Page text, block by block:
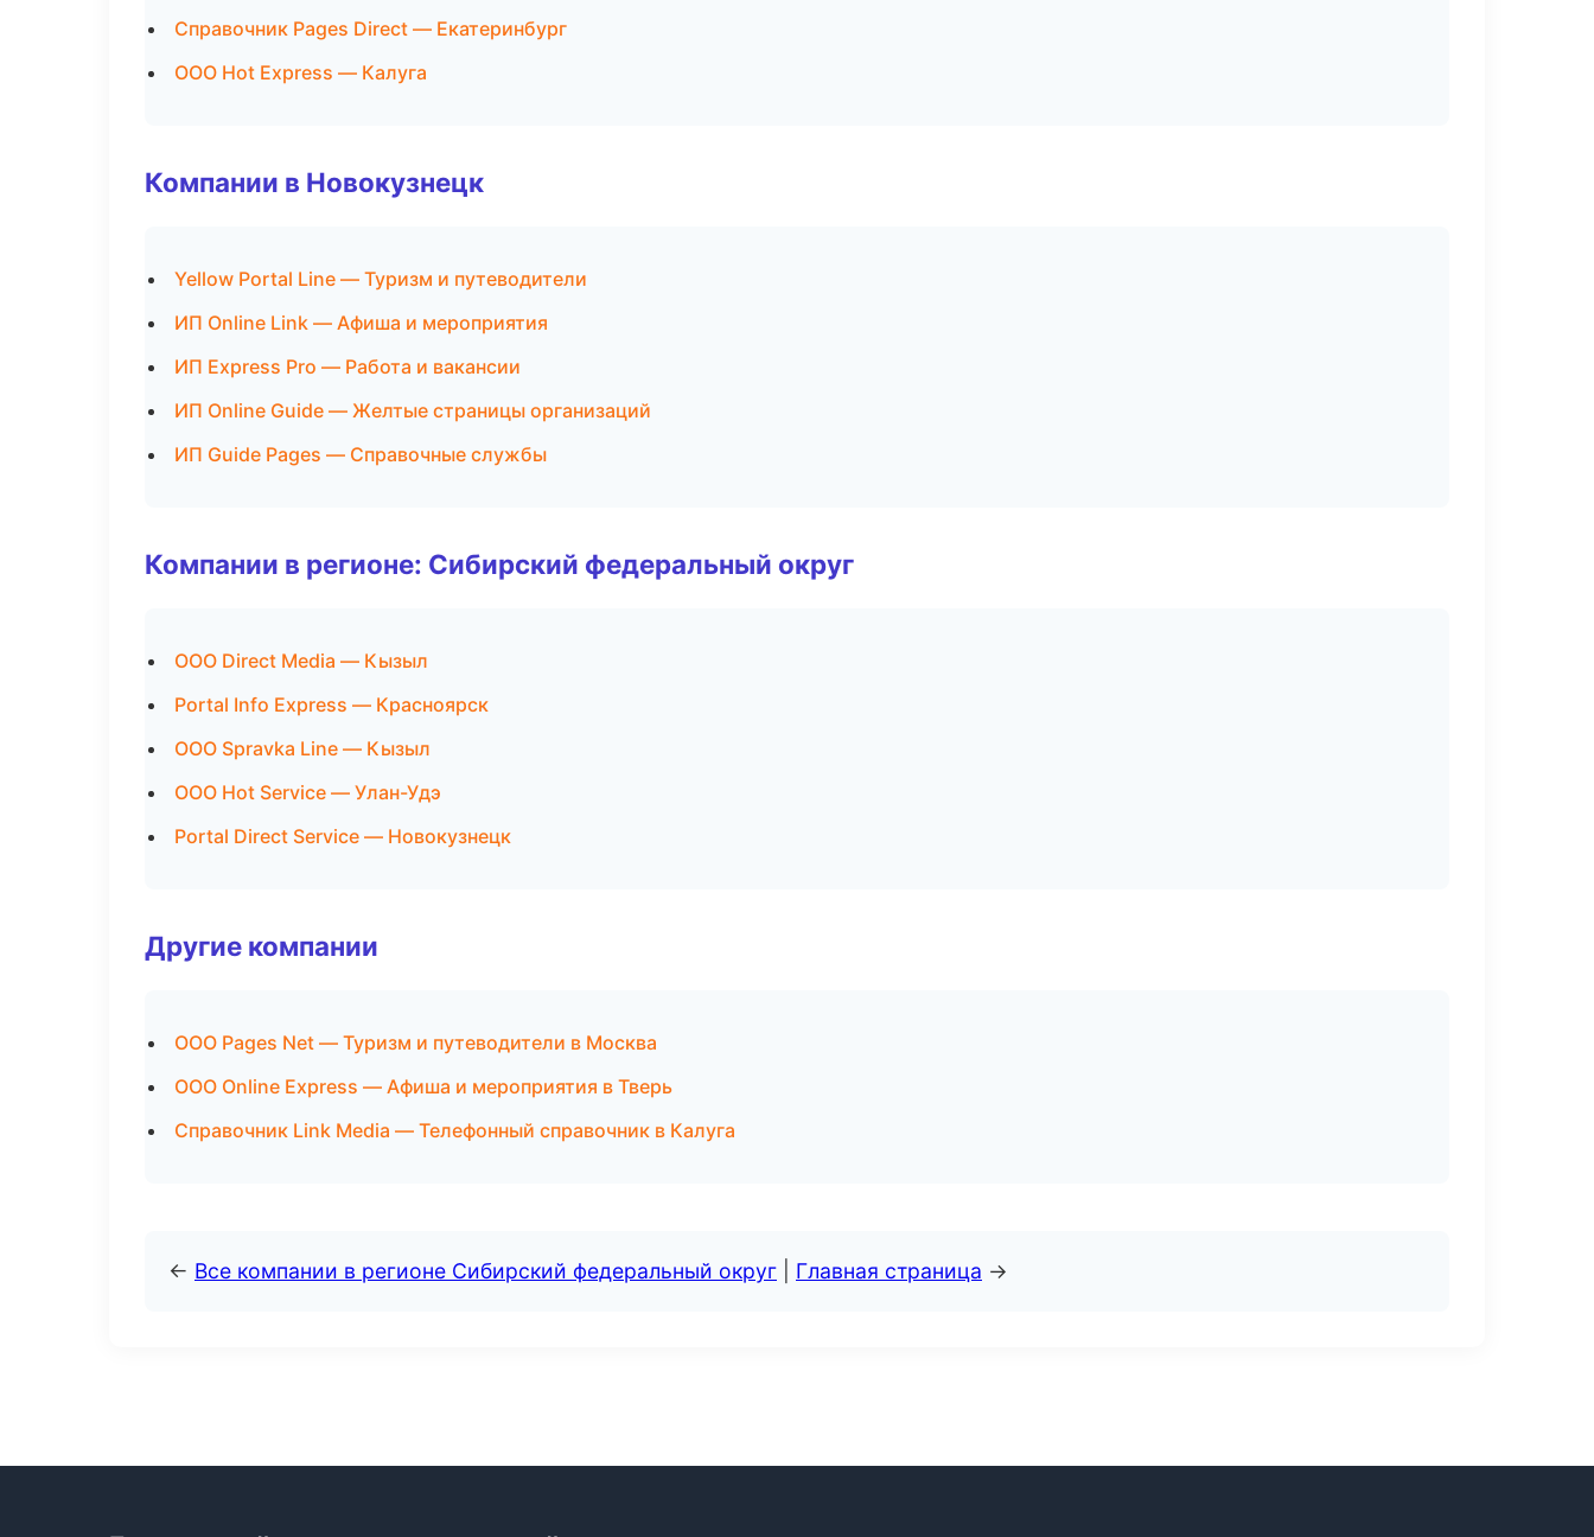
Справочник Pages Direct — Екатеринбург
ООО Hot Express — Калуга
Компании в Новокузнецк
Yellow Portal Line — Туризм и путеводители
ИП Online Link — Афиша и мероприятия
ИП Express Pro — Работа и вакансии
ИП Online Guide — Желтые страницы организаций
ИП Guide Pages — Справочные службы
Компании в регионе: Сибирский федеральный округ
ООО Direct Media — Кызыл
Portal Info Express — Красноярск
ООО Spravka Line — Кызыл
ООО Hot Service — Улан-Удэ
Portal Direct Service — Новокузнецк
Другие компании
ООО Pages Net — Туризм и путеводители в Москва
ООО Online Express — Афиша и мероприятия в Тверь
Справочник Link Media — Телефонный справочник в Калуга
← Все компании в регионе Сибирский федеральный округ Главная страница →